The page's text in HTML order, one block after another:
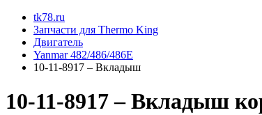
tk78.ru
Запчасти для Thermo King
Двигатель
Yanmar 482/486/486E
10-11-8917 – Вкладыш
10-11-8917 – Вкладыш